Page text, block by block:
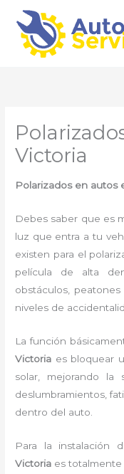
contenido
Victoria
Polarizados en autos
Debes saber que es
luz que entra a tu
existen para el
película de alta
obstáculos,
niveles de
La función
Victoria es bloquear
solar, mejorando la
deslumbramientos,
dentro del auto.
Para la instalación
Victoria estotalmente